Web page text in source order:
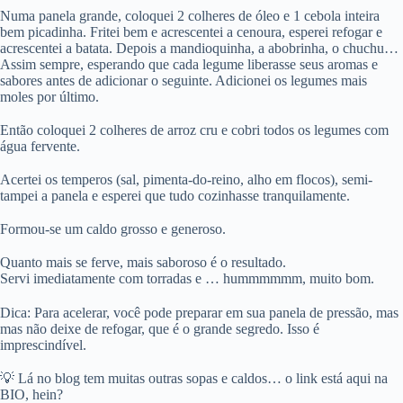
Numa panela grande, coloquei 2 colheres de óleo e 1 cebola inteira
bem picadinha. Fritei bem e acrescentei a cenoura, esperei refogar e
acrescentei a batata. Depois a mandioquinha, a abobrinha, o chuchu…
Assim sempre, esperando que cada legume liberasse seus aromas e
sabores antes de adicionar o seguinte. Adicionei os legumes mais
moles por último.
Então coloquei 2 colheres de arroz cru e cobri todos os legumes com
água fervente.
Acertei os temperos (sal, pimenta-do-reino, alho em flocos), semi-
tampei a panela e esperei que tudo cozinhasse tranquilamente.
Formou-se um caldo grosso e generoso.
Quanto mais se ferve, mais saboroso é o resultado.
Servi imediatamente com torradas e … hummmmmm, muito bom.
Dica: Para acelerar, você pode preparar em sua panela de pressão, mas
mas não deixe de refogar, que é o grande segredo. Isso é
imprescindível.
💡 Lá no blog tem muitas outras sopas e caldos… o link está aqui na
BIO, hein?